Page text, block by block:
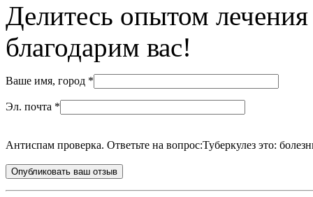
Делитесь опытом
благодарим вас!
Ваше имя, город *
Эл. почта *
Антиспам проверка. Ответьте на вопрос:Туберкулез это: